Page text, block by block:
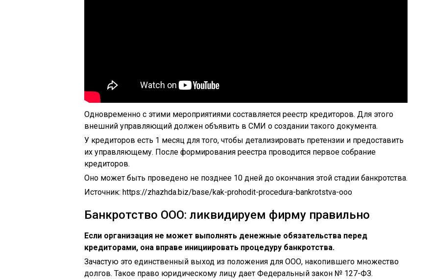
Одновременно с этими мероприятиями составляется реестр кредиторов. Для этого
внешний управляющий должен объявить в СМИ о создании такого документа.
У кредиторов есть 1 месяц для того, чтобы детализировать претензии и предоставить
их управляющему. После формирования реестра проводится первое собрание
кредиторов.
Оно может быть проведено не позднее 10 дней до окончания этой стадии банкротства.
Источник: https://zhazhda.biz/base/kak-prohodit-procedura-bankrotstva-ooo
Банкротство ООО: ликвидируем фирму правильно
Если организация не может выполнять денежные обязательства перед
кредиторами, она вправе инициировать процедуру банкротства.
Зачастую это единственный выход из положения для ООО, накопившего множество
долгов. Такое право юридическому лицу дает Федеральный закон № 127-ФЗ.